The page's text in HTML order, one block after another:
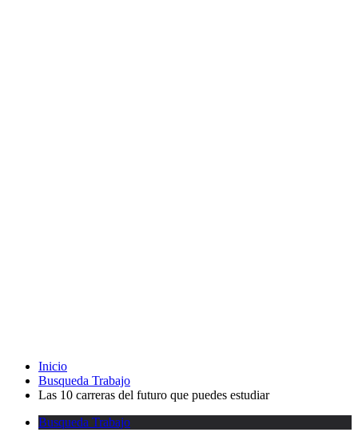
Inicio
Busqueda Trabajo
Las 10 carreras del futuro que puedes estudiar
Busqueda Trabajo